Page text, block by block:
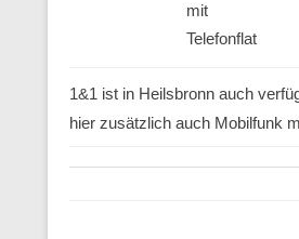
mit
Telefonflat
1&1 ist in Heilsbronn auch
hier zusätzlich auch Mobilfunk